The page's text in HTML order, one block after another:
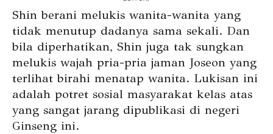
Shin berani melukis wanita-wanita yang
tidak menutup dadanya sama sekali. Dan
bila diperhatikan, Shin juga tak sungkan
melukis wajah pria-pria jaman Joseon yang
terlihat birahi menatap wanita. Lukisan ini
adalah potret sosial masyarakat kelas atas
yang sangat jarang dipublikasi di negeri
Ginseng ini.